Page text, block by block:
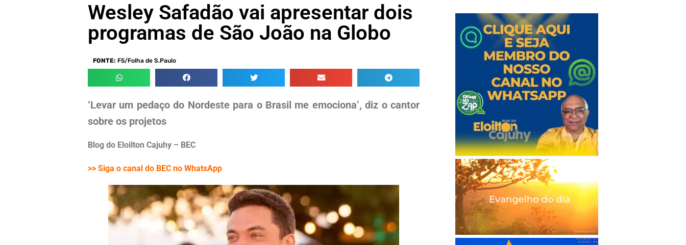
Wesley Safadão vai apresentar dois
programas de São João na Globo
FONTE: F5/Folha de S.Paulo
‘Levar um pedaço do Nordeste para o Brasil me emociona’, diz o cantor
sobre os projetos
Blog do Eloilton Cajuhy – BEC
>> Siga o canal do BEC no WhatsApp